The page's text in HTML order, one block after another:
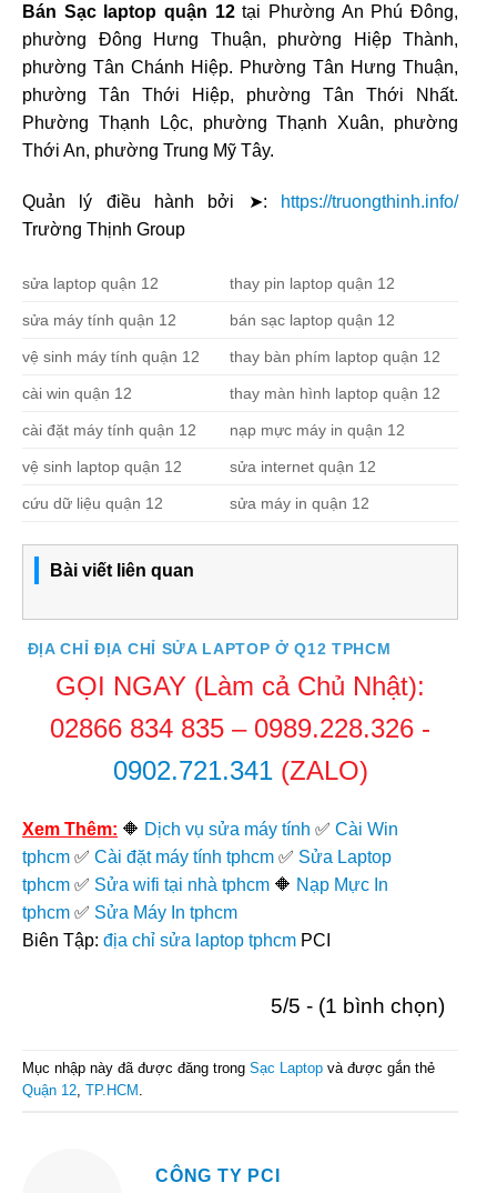
Bán Sạc laptop quận 12tại Phường An Phú Đông,
phường Đông Hưng Thuận, phường Hiệp Thành,
phường Tân Chánh Hiệp. Phường Tân Hưng Thuận,
phường Tân Thới Hiệp, phường Tân Thới Nhất.
Phường Thạnh Lộc, phường Thạnh Xuân, phường
Thới An, phường Trung Mỹ Tây.
Quản lý điều hành bởi ➤:
https://truongthinh.info/
Trường Thịnh Group
sửa laptop quận 12 thay pin laptop quận 12
sửa máy tính quận 12 bán sạc laptop quận 12
vệ sinh máy tính quận 12 thay bàn phím laptop quận 12
cài win quận 12 thay màn hình laptop quận 12
cài đặt máy tính quận 12 nạp mực máy in quận 12
vệ sinh laptop quận 12 sửa internet quận 12
cứu dữ liệu quận 12 sửa máy in quận 12
Bài viết liên quan
ĐỊA CHỈ ĐỊA CHỈ SỬA LAPTOP Ở Q12 TPHCM
GỌI NGAY (Làm cả Chủ Nhật):
02866 834 835 – 0989.228.326 -
0902.721.341 (ZALO)
Xem Thêm: 🔶 Dịch vụ sửa máy tính ✅ Cài Win
tphcm ✅ Cài đặt máy tính tphcm ✅ Sửa Laptop
tphcm ✅ Sửa wifi tại nhà tphcm 🔶 Nạp Mực In
tphcm ✅ Sửa Máy In tphcm
Biên Tập: địa chỉ sửa laptop tphcm PCI
5/5 - (1 bình chọn)
Mục nhập này đã được đăng trong Sạc Laptop và được gắn thẻ
Quận 12, TP.HCM .
CÔNG TY PCI